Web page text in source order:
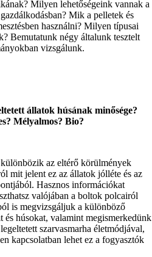
Milyen lehetőségeink vannak a
Mik a pelletek és
használni? Milyen típusai
Bemutatunk négy általunk tesztelt
vizsgálunk.
állatok húsának minősége?
Mélyalmos? Bio?
az eltérő körülmények
mit jelent ez az állatok jólléte és az
Hasznos információkat
valójában a boltok polcairól
is megvizsgáljuk a különböző
és húsokat, valamint megismerkedünk
szarvasmarha életmódjával,
kapcsolatban lehet ez a fogyasztók